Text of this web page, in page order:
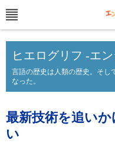
ヒエログリフ -エ
言語の歴史は人類の歴史。そし
なった。
最新技術を追い
い